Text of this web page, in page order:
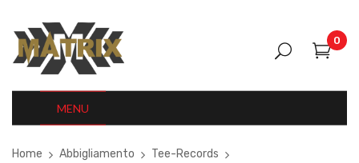
0
MENU
Home Abbigliamento
Tee-Records